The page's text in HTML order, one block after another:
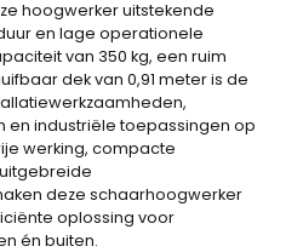
hoogwerker uitstekende
en lage operationele
van 350 kg, een ruim
dek van 0,91 meter is de
industriële toepassingen op
werking, compacte
deze schaarhoogwerker
oplossing voor
én buiten.